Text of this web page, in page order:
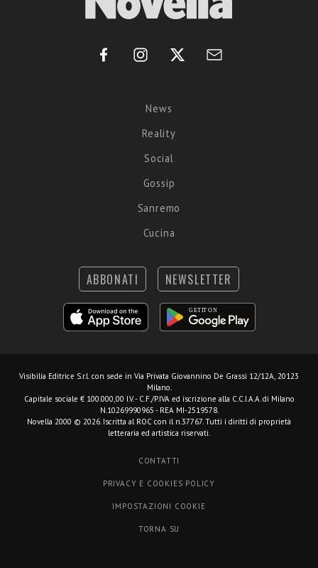
News
Reality
Social
Gossip
Sanremo
Cucina
ABBONATI NEWSLETTER
Visibilia Editrice S.r.l. con sede in Via Privata Giovannino De Grassi 12/12A, 20123
Milano.
Capitale sociale € 100.000,00 I.V. - C.F./P.IVA ed iscrizione alla C.C.I.A.A. di Milano
N.10269990965 - REA MI-2519578.
Novella 2000 © 2026. Iscritta al ROC con il n.37767. Tutti i diritti di proprietà
letteraria ed artistica riservati.
CONTATTI
PRIVACY E COOKIES POLICY
IMPOSTAZIONI COOKIE
TORNA SU